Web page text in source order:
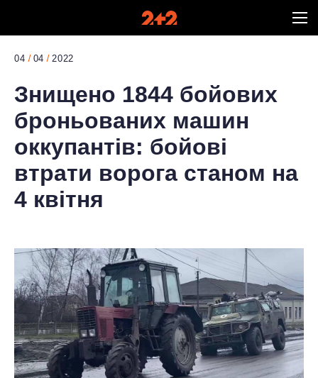
04 04 2022
Знищено 1844 бойових
броньованих машин
оккупантів: бойові
втрати ворога станом на
4 квітня